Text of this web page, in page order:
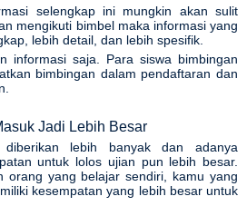
selengkap ini mungkin akan sulit
mengikuti bimbel maka informasi yang
lebih detail, dan lebih spesifik.
informasi saja. Para siswa bimbingan
bimbingan dalam pendaftaran dan
Jadi Lebih Besar
lebih banyak dan adanya
untuk lolos ujian pun lebih besar.
orang yang belajar sendiri, kamu yang
kesempatan yang lebih besar untuk